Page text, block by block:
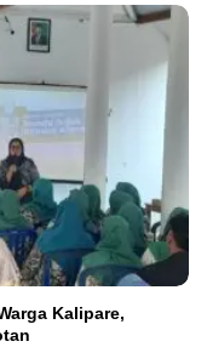
Kalipare,